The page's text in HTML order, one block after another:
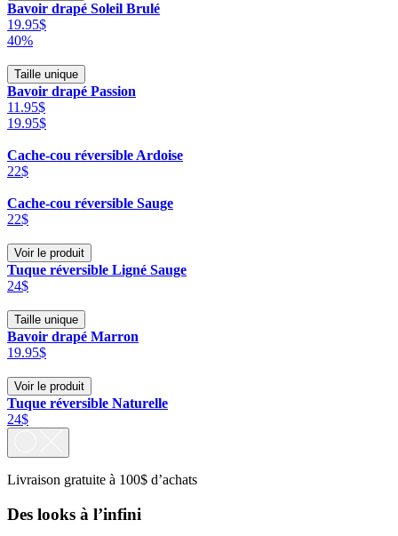
Bavoir drapé Soleil Brulé
19.95$
40%
Taille unique
Bavoir drapé Passion
11.95$
19.95$
Cache-cou réversible Ardoise
22$
Cache-cou réversible Sauge
22$
Voir le produit
Tuque réversible Ligné Sauge
24$
Taille unique
Bavoir drapé Marron
19.95$
Voir le produit
Tuque réversible Naturelle
24$
Livraison gratuite à 100$ d’achats
Des looks à l’infini